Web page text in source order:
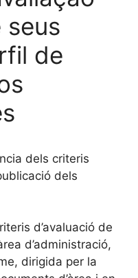
seus
de
dels criteris
dels
d’avaluació de
d’administració,
dirigida per la